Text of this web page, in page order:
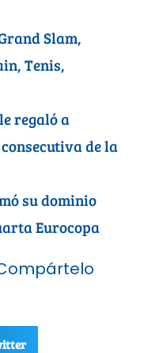
Slam,
, Tenis,
regaló a
de la
su dominio
Eurocopa